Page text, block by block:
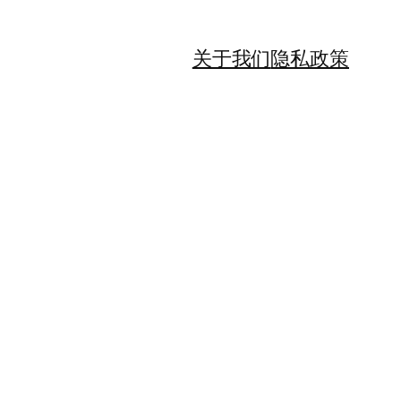
关于我们隐私政策